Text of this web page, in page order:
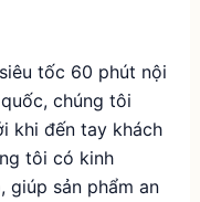
tốc 60 phút nội
chúng tôi
khi đến tay khách
tôi có kinh
giúp sản phẩm an